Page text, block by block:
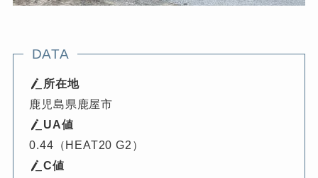
DATA
所在地
鹿児島県鹿屋市
UA値
0.44（HEAT20 G2）
C値